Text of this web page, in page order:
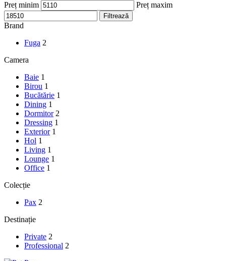
Preț minim
Preț maxim
Filtrează
Brand
Fuga 2
Camera
Baie 1
Birou 1
Bucătărie 1
Dining 1
Dormitor 2
Dressing 1
Exterior 1
Hol 1
Living 1
Lounge 1
Office 1
Colecție
Pax 2
Destinație
Private 2
Professional 2